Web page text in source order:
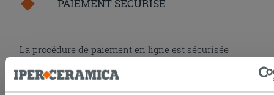
PAIEMENT SÉCURISÉ
La procédure de paiement en ligne est sécurisée
grâce aux standards et protocoles les plus élevés de
cryptage des données. Vous pouvez payer par carte
bancaire, Paypal ou virement bancaire.